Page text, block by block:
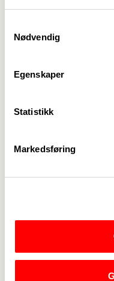
Nødvendig
Egenskaper
Statistikk
Markedsføring
Styremedlem
+47 476 94 344
Verneombud
Annette Hanseth